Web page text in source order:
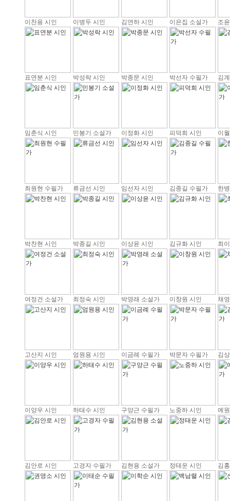
이찬용 시인 이병두 시인 김연하 시인 이은집 소설가 조
표연분 시인 박성락 시인 박종문 시인 박선자 수필가 김
임춘식 시인 민봉기 소설가 이정화 시인 피덕희 시인 이
최원현 수필가 류금선 시인 임선자 시인 김종길 수필가 한
박찬현 시인 박종길 시인 이상윤 시인 김규화 시인 최
여정건 소설가 최정숙 시인 박영래 소설가 이창원 시인 채
고산지 시인 엄원용 시인 이금례 수필가 박문자 수필가 김
이양우 시인 하태수 시인 구양근 수필가 노중하 시인 예
김안로 시인 고경자 수필가 김현용 소설가 정태운 시인 김